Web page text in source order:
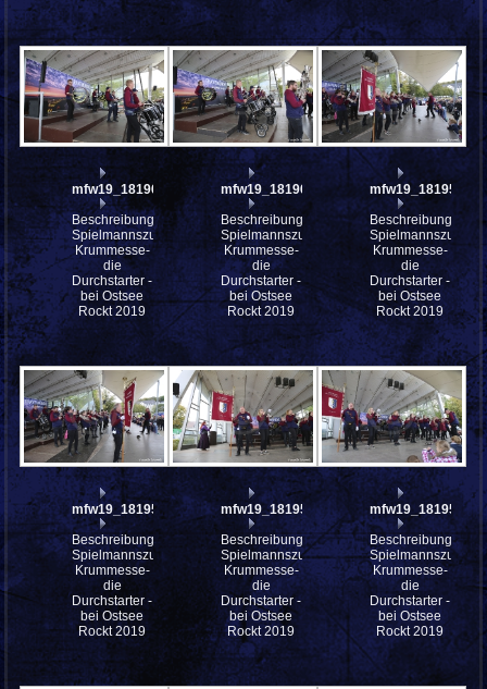
mfw19_181961
Beschreibung:
Spielmannszug
Krummesse-
die
Durchstarter -
bei Ostsee
Rockt 2019
mfw19_181960
Beschreibung:
Spielmannszug
Krummesse-
die
Durchstarter -
bei Ostsee
Rockt 2019
mfw19_181958
Beschreibung:
Spielmannszug
Krummesse-
die
Durchstarter -
bei Ostsee
Rockt 2019
mfw19_181957
Beschreibung:
Spielmannszug
Krummesse-
die
Durchstarter -
bei Ostsee
Rockt 2019
mfw19_181956
Beschreibung:
Spielmannszug
Krummesse-
die
Durchstarter -
bei Ostsee
Rockt 2019
mfw19_181955
Beschreibung:
Spielmannszug
Krummesse-
die
Durchstarter -
bei Ostsee
Rockt 2019